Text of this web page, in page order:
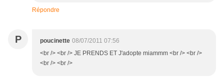
Répondre
P poucinette 08/07/2011 07:56
<br /> <br /> JE PRENDS ET J'adopte miammm <br /> <br />
<br /> <br />